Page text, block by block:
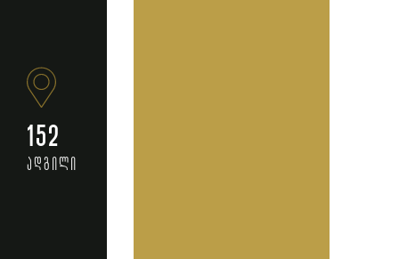
152
ადგილი